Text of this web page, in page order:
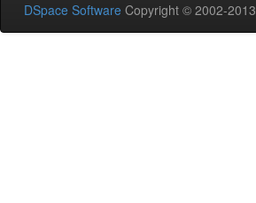
DSpace Software Copyright © 2002-2013